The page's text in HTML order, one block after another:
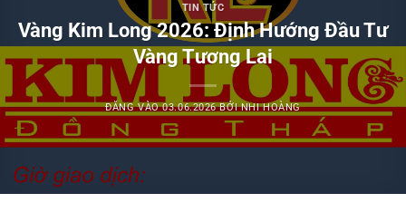
TIN TỨC
Vàng Kim Long 2026: Định Hướng Đầu Tư
Vàng Tương Lai
ĐĂNG VÀO03.06.2026 BỞINHI HOÀNG